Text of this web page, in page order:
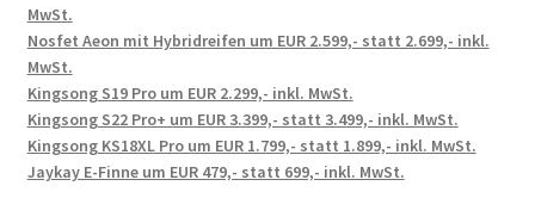
MwSt.
Nosfet Aeon mit Hybridreifen um EUR 2.599,- statt 2.699,- inkl.
MwSt.
Kingsong S19 Pro um EUR 2.299,- inkl. MwSt.
Kingsong S22 Pro+ um EUR 3.399,- statt 3.499,- inkl. MwSt.
Kingsong KS18XL Pro um EUR 1.799,- statt 1.899,- inkl. MwSt.
Jaykay E-Finne um EUR 479,- statt 699,- inkl. MwSt.